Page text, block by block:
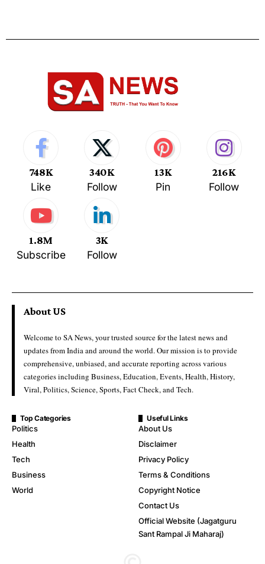
748K
Like
340K
Follow
13K
Pin
216K
Follow
1.8M
Subscribe
3K
Follow
About US
Welcome to SA News, your trusted source for the latest news and
updates from India and around the world. Our mission is to provide
comprehensive, unbiased, and accurate reporting across various
categories including Business, Education, Events, Health, History,
Viral, Politics, Science, Sports, Fact Check, and Tech.
Top Categories
Politics
Health
Tech
Business
World
Useful Links
About Us
Disclaimer
Privacy Policy
Terms & Conditions
Copyright Notice
Contact Us
Official Website (Jagatguru
Sant Rampal Ji Maharaj)